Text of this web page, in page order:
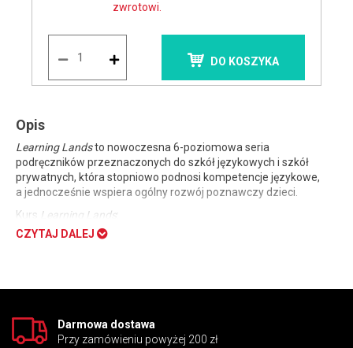
zwrotowi.
DO KOSZYKA
Opis
Learning Landsto nowoczesna 6-poziomowa seria
podręczników przeznaczonych do szkół językowych i szkół
prywatnych, którastopniowo podnosi kompetencje językowe,
a jednocześnie wspiera ogólny rozwój poznawczy dzieci.
Kurs Learning Lands:
uczy, jak odróżniać fakty od opinii w różnych rodzajach
CZYTAJ DALEJ
Darmowa dostawa
Przy zamówieniu powyżej 200 zł